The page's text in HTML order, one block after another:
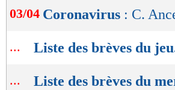
03/04 Coronavirus : C.
... Liste des brèves du
... Liste des brèves du